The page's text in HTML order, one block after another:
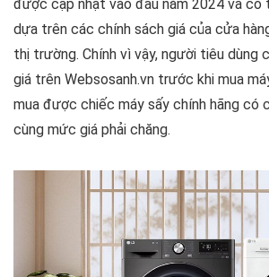
được cập nhật vào đầu năm 2024 và
dựa trên các chính sách giá của cửa
thị trường. Chính vì vậy, người tiêu dùng
giá trên Websosanh.vn trước khi mua
mua được chiếc máy sấy chính hãng có
cùng mức giá phải chăng.